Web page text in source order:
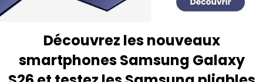
Découvrez les nouveaux
smartphones Samsung Galaxy